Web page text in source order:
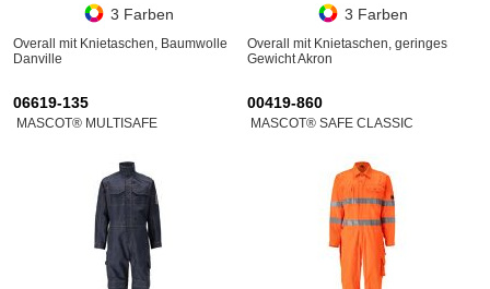
3 Farben
Overall mit Knietaschen, Baumwolle
Danville
3 Farben
Overall mit Knietaschen, geringes
Gewicht Akron
06619-135
MASCOT® MULTISAFE
00419-860
MASCOT® SAFE CLASSIC